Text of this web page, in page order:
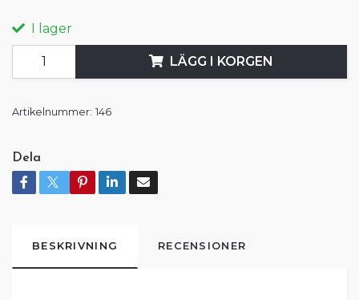
I lager
LÄGG I KORGEN
Artikelnummer: 146
Dela
BESKRIVNING RECENSIONER